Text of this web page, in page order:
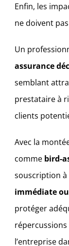
Enfin, les
ne doivent
Un
assurance
semblant
prestataire à
clients
Avec la
comme bird-
souscription à
immédiate
protéger
l’entreprise